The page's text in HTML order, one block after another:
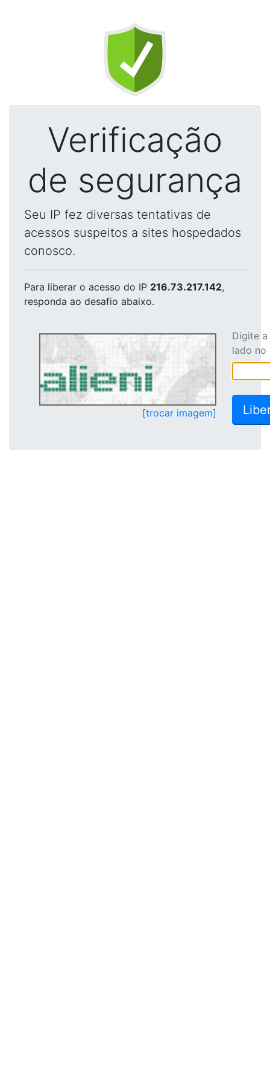
Verificação
de segurança
Seu IP fez diversas tentativas de
acessos suspeitos a sites hospedados
conosco.
Para liberar o acesso do IP 216.73.217.142,
responda ao desafio abaixo.
[trocar imagem]
Digite
lado no